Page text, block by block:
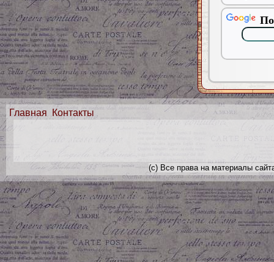
Главная Контакты
(с) Все права на материалы